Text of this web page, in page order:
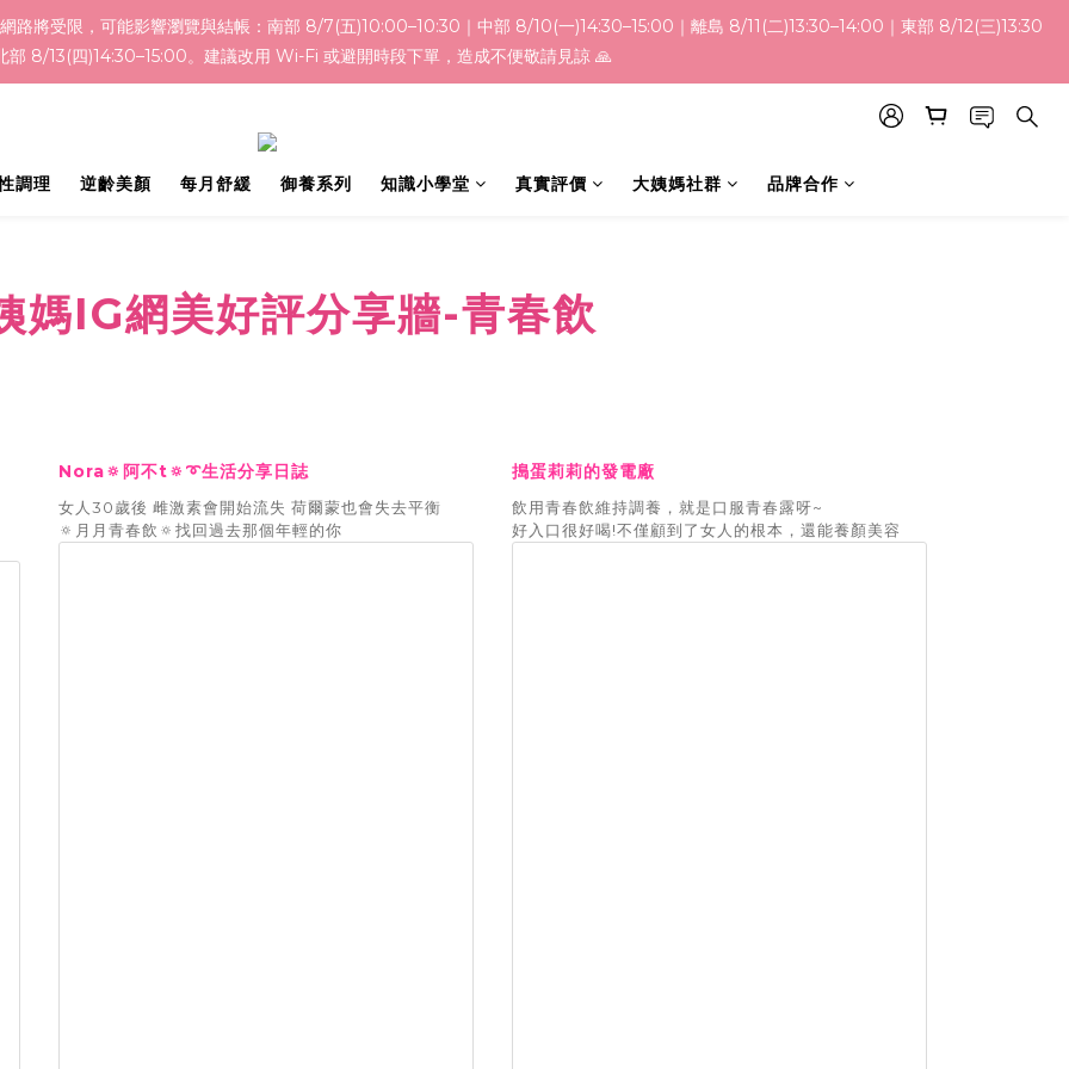
路將受限，可能影響瀏覽與結帳：南部 8/7(五)10:00–10:30｜中部 8/10(一)14:30–15:00｜離島 8/11(二)13:30–14:00｜東部 8/12(三)13:30
部 8/13(四)14:30–15:00。建議改用 Wi-Fi 或避開時段下單，造成不便敬請見諒 🙏
調理 逆齡美顏 每月舒緩 御養系列 知識小學堂 真實評價 大姨媽社群 品牌合作
媽IG網美好評分享牆-青春飲
Nora🔅阿不t🔅➰生活分享日誌
女人30歲後 雌激素會開始流失 荷爾蒙也會失去平衡
🔅月月青春飲🔅 找回過去那個年輕的你
搗蛋莉莉的發電廠
飲用青春飲維持調養，就是口服青春露呀~
好入口很好喝!不僅顧到了女人的根本，還能養顏美容